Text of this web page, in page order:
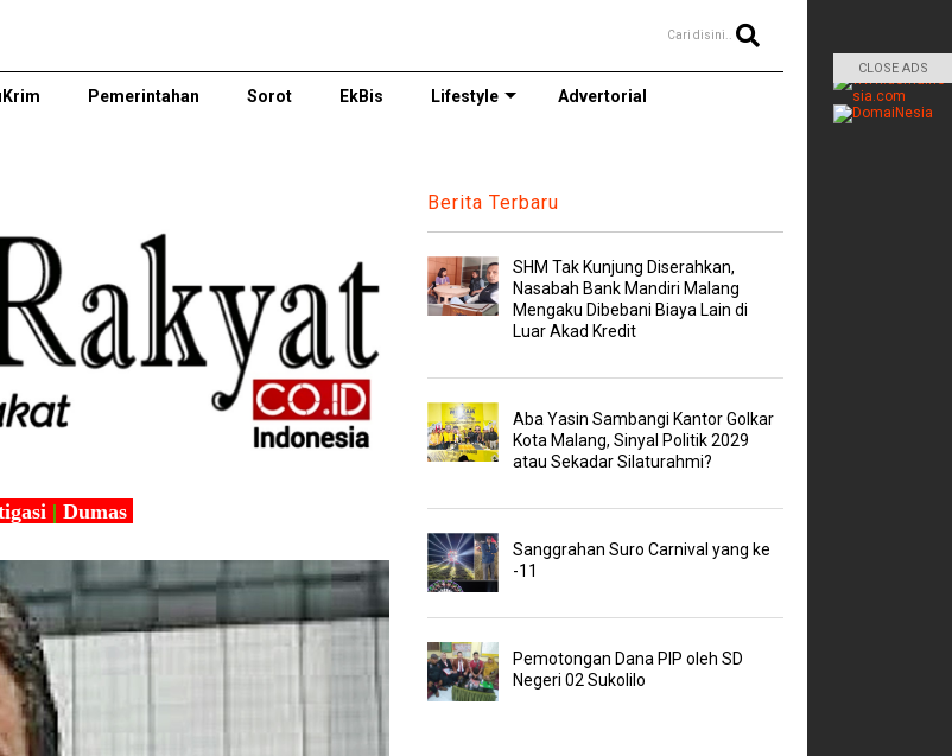
Cari disini..
Pemerintahan Sorot EkBis Lifestyle Advertorial
| Dumas
Berita Terbaru
SHM Tak Kunjung Diserahkan,
Nasabah Bank Mandiri Malang
Mengaku Dibebani Biaya Lain di
Luar Akad Kredit
Aba Yasin Sambangi Kantor Golkar
Kota Malang, Sinyal Politik 2029
atau Sekadar Silaturahmi?
Sanggrahan Suro Carnival yang ke
-11
Pemotongan Dana PIP oleh SD
Negeri 02 Sukolilo
CLOSE ADS